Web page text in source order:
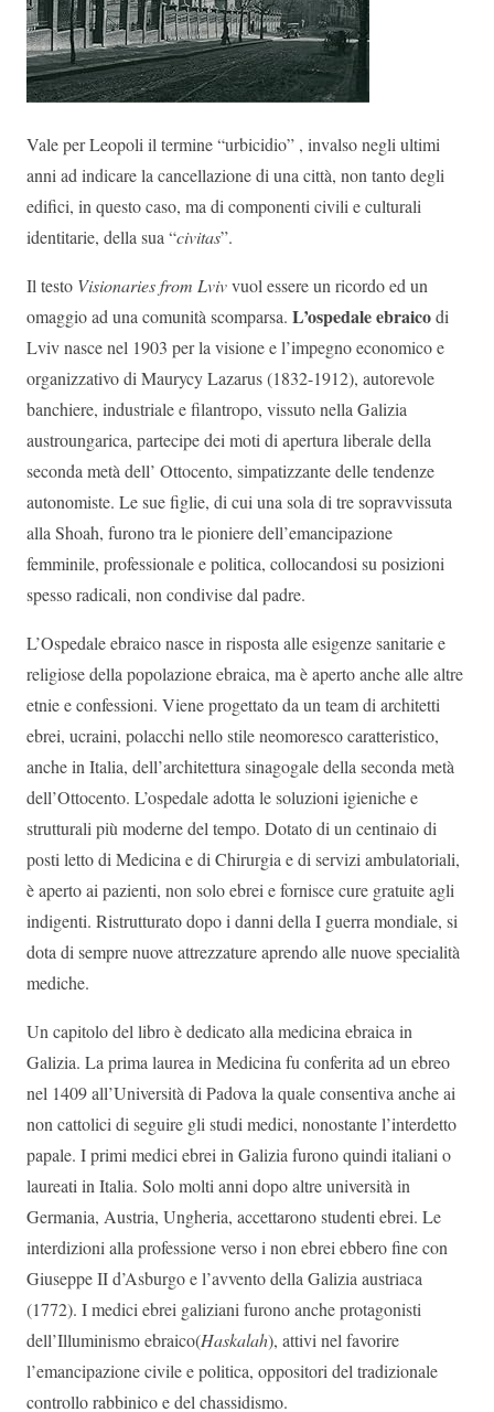
Vale per Leopoli il termine “urbicidio” , invalso negli ultimi
anni ad indicare la cancellazione di una città, non tanto degli
edifici, in questo caso, ma di componenti civili e culturali
identitarie, della sua “civitas”.
Il testo Visionaries from Lvivvuol essere un ricordo ed un
omaggio ad una comunità scomparsa. L’ospedale ebraicodi
Lviv nasce nel 1903 per la visione e l’impegno economico e
organizzativo di Maurycy Lazarus (1832-1912), autorevole
banchiere, industriale e filantropo, vissuto nella Galizia
austroungarica, partecipe dei moti di apertura liberale della
seconda metà dell’ Ottocento, simpatizzante delle tendenze
autonomiste. Le sue figlie, di cui una sola di tre sopravvissuta
alla Shoah, furono tra le pioniere dell’emancipazione
femminile, professionale e politica, collocandosi su posizioni
spesso radicali, non condivise dal padre.
L’Ospedale ebraico nasce in risposta alle esigenze sanitarie e
religiose della popolazione ebraica, ma è aperto anche alle altre
etnie e confessioni. Viene progettato da un team di architetti
ebrei, ucraini, polacchi nello stile neomoresco caratteristico,
anche in Italia, dell’architettura sinagogale della seconda metà
dell’Ottocento. L’ospedale adotta le soluzioni igieniche e
strutturali più moderne del tempo. Dotato di un centinaio di
posti letto di Medicina e di Chirurgia e di servizi ambulatoriali,
è aperto ai pazienti, non solo ebrei e fornisce cure gratuite agli
indigenti. Ristrutturato dopo i danni della I guerra mondiale, si
dota di sempre nuove attrezzature aprendo alle nuove specialità
mediche.
Un capitolo del libro è dedicato alla medicina ebraica in
Galizia. La prima laurea in Medicina fu conferita ad un ebreo
nel 1409 all’Università di Padova la quale consentiva anche ai
non cattolici di seguire gli studi medici, nonostante l’interdetto
papale. I primi medici ebrei in Galizia furono quindi italiani o
laureati in Italia. Solo molti anni dopo altre università in
Germania, Austria, Ungheria, accettarono studenti ebrei. Le
interdizioni alla professione verso i non ebrei ebbero fine con
Giuseppe II d’Asburgo e l’avvento della Galizia austriaca
(1772). I medici ebrei galiziani furono anche protagonisti
dell’Illuminismo ebraico(Haskalah), attivi nel favorire
l’emancipazione civile e politica, oppositori del tradizionale
controllo rabbinico e del chassidismo.